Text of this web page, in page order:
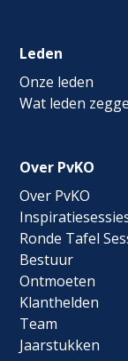
Leden
Onze leden
Wat leden
Over PvKO
Over PvKO
Ronde Tafel
Bestuur
Ontmoeten
Klanthelden
Team
Jaarstukken